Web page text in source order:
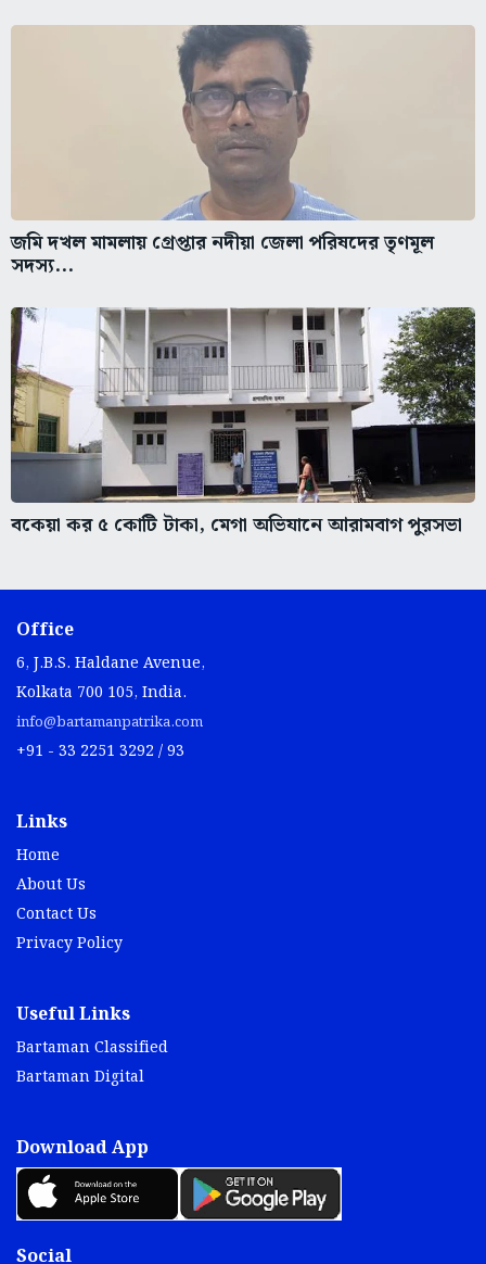
জমি দখল মামলায় গ্রেপ্তার নদীয়া জেলা পরিষদের তৃণমূল
সদস্য...
বকেয়া কর ৫ কোটি টাকা, মেগা অভিযানে আরামবাগ পুরসভা
Office
6, J.B.S. Haldane Avenue,
Kolkata 700 105, India.
info@bartamanpatrika.com
+91 - 33 2251 3292 / 93
Links
Home
About Us
Contact Us
Privacy Policy
Useful Links
Bartaman Classified
Bartaman Digital
Download App
Social